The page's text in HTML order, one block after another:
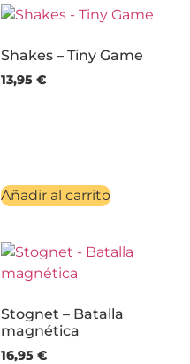
Shakes – Tiny Game
13,95 €
Añadir al carrito
Stognet – Batalla
magnética
16,95 €